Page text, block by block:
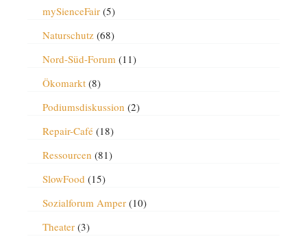
mySienceFair(5)
Naturschutz(68)
Nord-Süd-Forum(11)
Ökomarkt(8)
Podiumsdiskussion (2)
Repair-Café(18)
Ressourcen (81)
SlowFood (15)
Sozialforum Amper(10)
Theater(3)